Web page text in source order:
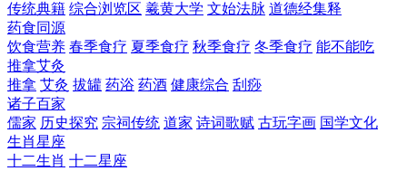
传统典籍 综合浏览区 羲黄大学 文始法脉 道德经集释
药食同源
饮食营养 春季食疗 夏季食疗 秋季食疗 冬季食疗 能不能吃
推拿艾灸
推拿 艾灸 拔罐 药浴 药酒 健康综合 刮痧
诸子百家
儒家 历史探究 宗祠传统 道家 诗词歌赋 古玩字画 国学文化
生肖星座
十二生肖 十二星座